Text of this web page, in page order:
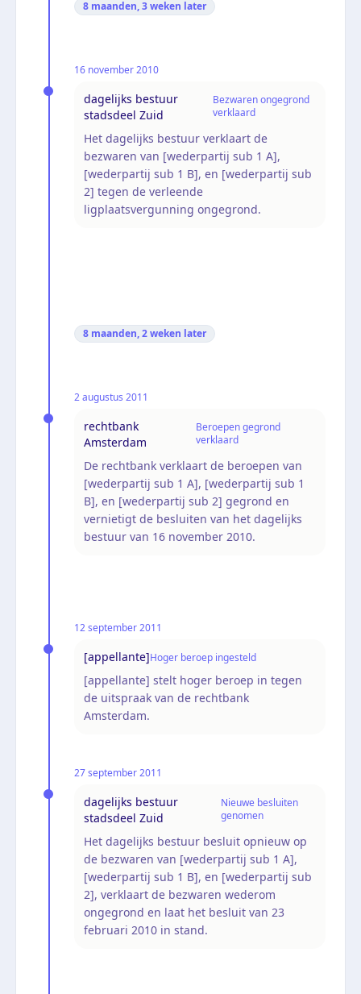
8 maanden, 3 weken later
16 november 2010
dagelijks bestuur
stadsdeel Zuid
Bezwaren ongegrond
verklaard
Het dagelijks bestuur verklaart de
bezwaren van [wederpartij sub 1 A],
[wederpartij sub 1 B], en [wederpartij sub
2] tegen de verleende
ligplaatsvergunning ongegrond.
8 maanden, 2 weken later
2 augustus 2011
rechtbank
Amsterdam
Beroepen gegrond
verklaard
De rechtbank verklaart de beroepen van
[wederpartij sub 1 A], [wederpartij sub 1
B], en [wederpartij sub 2] gegrond en
vernietigt de besluiten van het dagelijks
bestuur van 16 november 2010.
12 september 2011
[appellante]Hoger beroep ingesteld
[appellante] stelt hoger beroep in tegen
de uitspraak van de rechtbank
Amsterdam.
27 september 2011
dagelijks bestuur
stadsdeel Zuid
Nieuwe besluiten
genomen
Het dagelijks bestuur besluit opnieuw op
de bezwaren van [wederpartij sub 1 A],
[wederpartij sub 1 B], en [wederpartij sub
2], verklaart de bezwaren wederom
ongegrond en laat het besluit van 23
februari 2010 in stand.